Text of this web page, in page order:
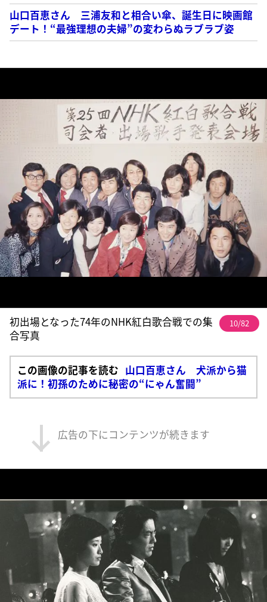
山口百恵さん 三浦友和と相合い傘、誕生日に映画館
デート！“最強理想の夫婦”の変わらぬラブラブ姿
初出場となった74年のNHK紅白歌合戦での集
合写真
10/82
この画像の記事を読む 山口百恵さん 犬派から猫
派に！初孫のために秘密の“にゃん奮闘”
広告の下にコンテンツが続きます